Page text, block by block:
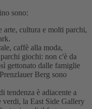
sono:
cultura e molti parchi,
caffè alla moda,
giochi: non c'è da
gettonato dalle famiglie
Berg sono
tendenza è adiacente a
verdi, la East Side Gallery